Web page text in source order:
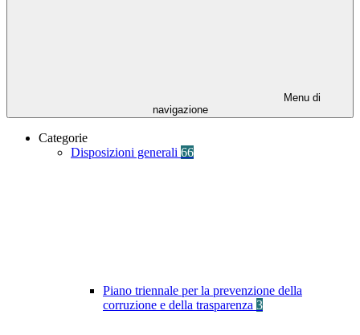
Menu di
navigazione
Categorie
Disposizioni generali 66
Piano triennale per la prevenzione della
corruzione e della trasparenza 3